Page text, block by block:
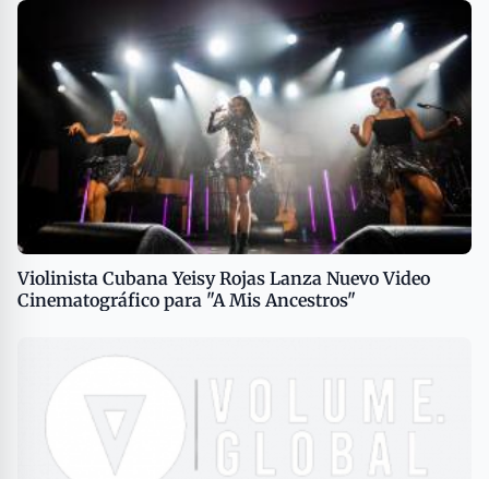
Violinista Cubana Yeisy Rojas Lanza Nuevo Video
Cinematográfico para "A Mis Ancestros"